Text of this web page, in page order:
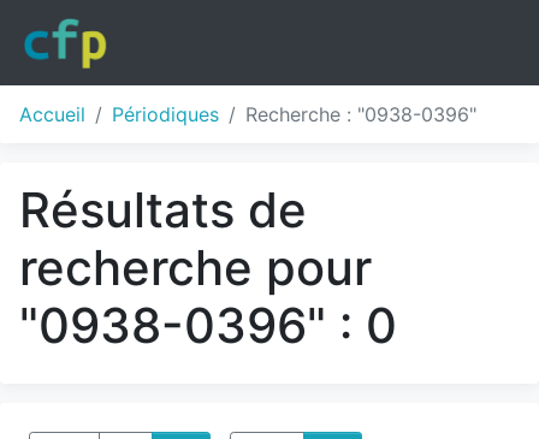
Accueil Périodiques Recherche : "0938-0396"
Résultats de
recherche pour
"0938-0396" : 0